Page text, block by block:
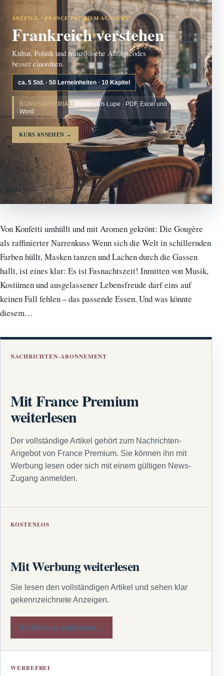
ANZEIGE · FRANCE PREMIUM ACADEMY
Frankreich verstehen
Kultur, Politik und französische Alltagscodes
besser einordnen.
ca. 5 Std. · 50 Lerneinheiten · 10 Kapitel
BONUSMATERIAL: Frankreich-Lupe · PDF, Excel und
Word
KURS ANSEHEN →
Von Konfetti umhüllt und mit Aromen gekrönt: Die Gougère
als raffinierter Narrenkuss Wenn sich die Welt in schillernden
Farben hüllt, Masken tanzen und Lachen durch die Gassen
hallt, ist eines klar: Es ist Fasnachtszeit! Inmitten von Musik,
Kostümen und ausgelassener Lebensfreude darf eins auf
keinen Fall fehlen – das passende Essen. Und was könnte
diesem…
NACHRICHTEN-ABONNEMENT
Mit France Premium
weiterlesen
Der vollständige Artikel gehört zum Nachrichten-
Angebot von France Premium. Sie können ihn mit
Werbung lesen oder sich mit einem gültigen News-
Zugang anmelden.
KOSTENLOS
Mit Werbung weiterlesen
Sie lesen den vollständigen Artikel und sehen klar
gekennzeichnete Anzeigen.
Mit Werbung weiterlesen →
WERBEFREI